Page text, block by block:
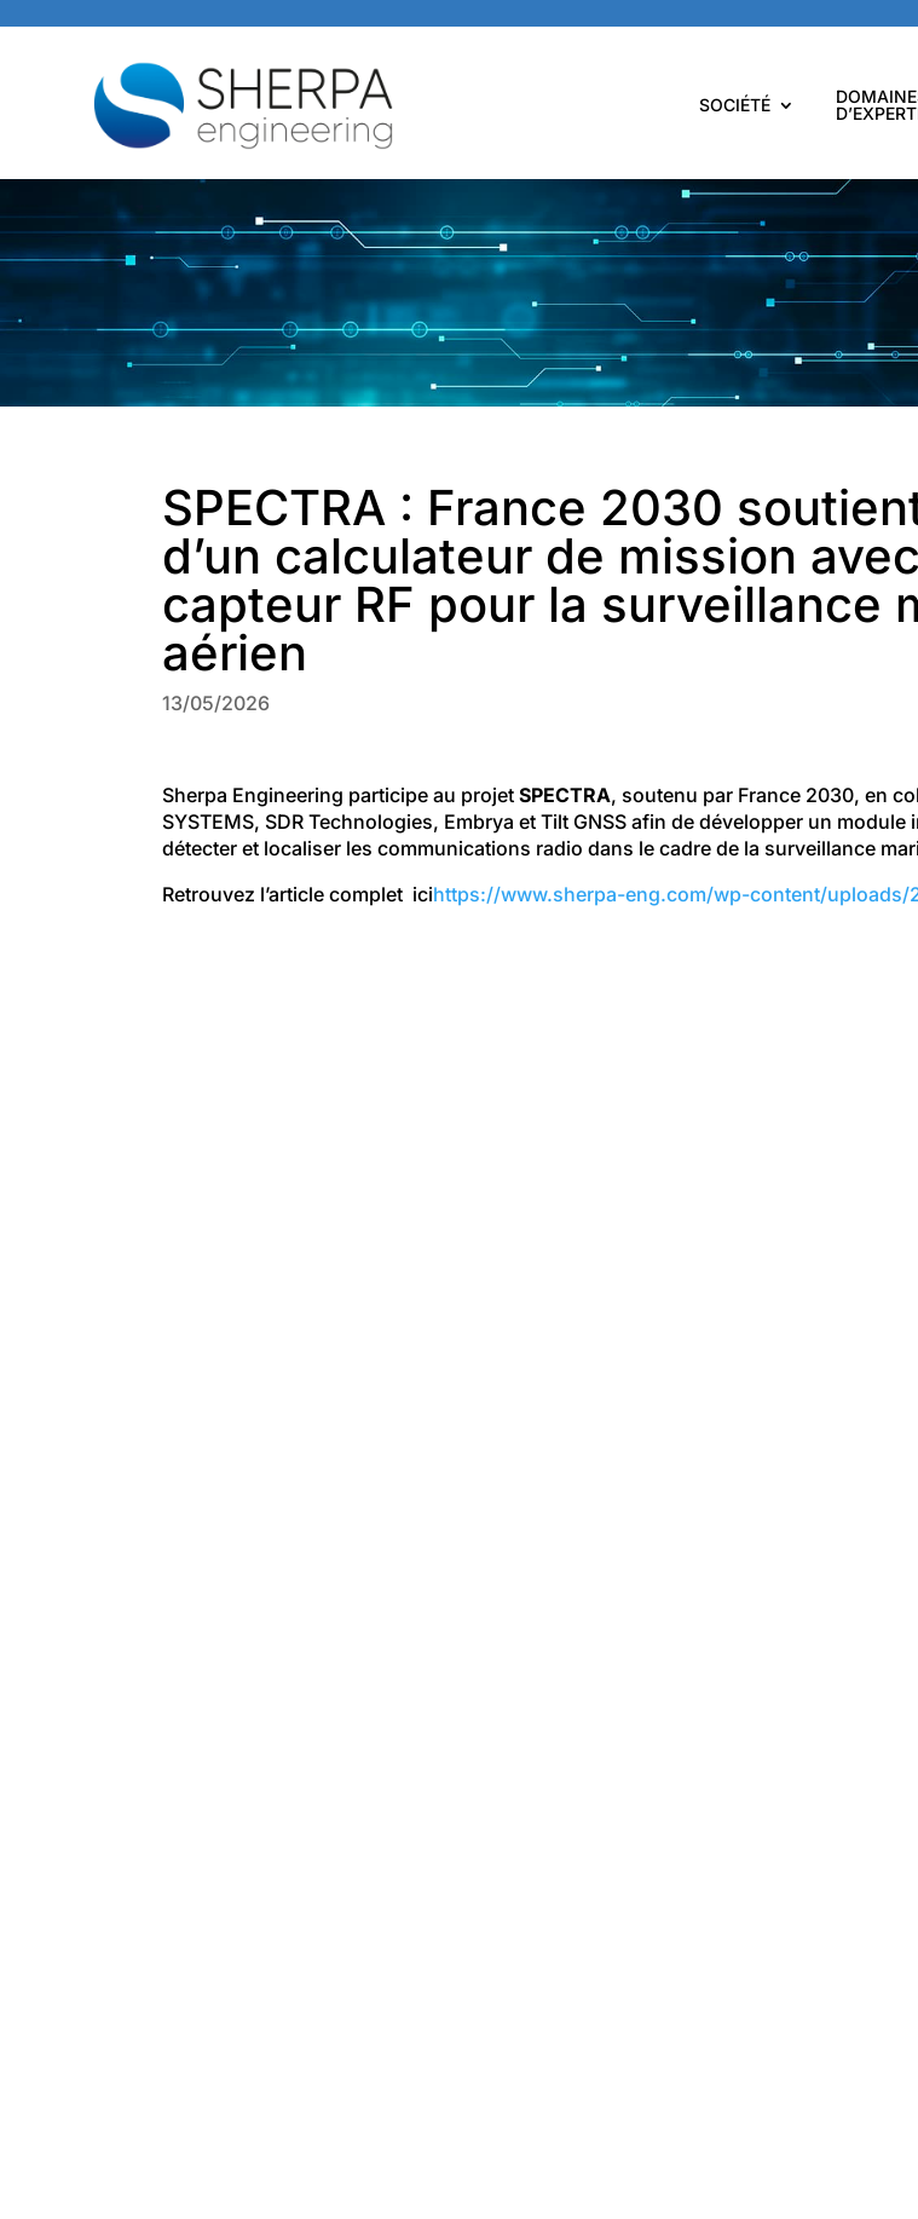
SOCIÉTÉ
SPECTRA : France 2030
d’un calculateur de mission
capteur RF pour la surveillance
aérien
13/05/2026
Sherpa Engineering participe au projetSPECTRA, soutenu par France 2030, en
SYSTEMS, SDR Technologies, Embrya et Tilt GNSS afin de développer un module
détecter et localiser les communications radio dans le cadre de la surveillance
Retrouvez l’article complet icihttps://www.sherpa-eng.com/wp-content/